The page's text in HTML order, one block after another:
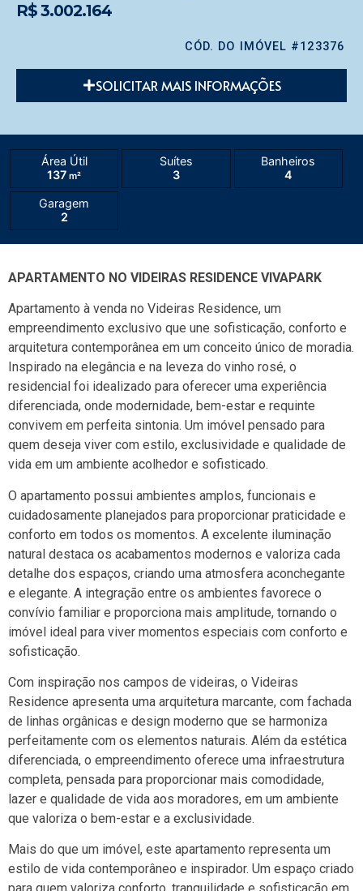
R$ 3.002.164
CÓD. DO IMÓVEL #123376
SOLICITAR MAIS INFORMAÇÕES
Área Útil
137 m²
Suítes
3
Banheiros
4
Garagem
2
APARTAMENTO NO VIDEIRAS RESIDENCE VIVAPARK
Apartamento à venda no Videiras Residence, um
empreendimento exclusivo que une sofisticação, conforto e
arquitetura contemporânea em um conceito único de moradia.
Inspirado na elegância e na leveza do vinho rosé, o
residencial foi idealizado para oferecer uma experiência
diferenciada, onde modernidade, bem-estar e requinte
convivem em perfeita sintonia. Um imóvel pensado para
quem deseja viver com estilo, exclusividade e qualidade de
vida em um ambiente acolhedor e sofisticado.
O apartamento possui ambientes amplos, funcionais e
cuidadosamente planejados para proporcionar praticidade e
conforto em todos os momentos. A excelente iluminação
natural destaca os acabamentos modernos e valoriza cada
detalhe dos espaços, criando uma atmosfera aconchegante
e elegante. A integração entre os ambientes favorece o
convívio familiar e proporciona mais amplitude, tornando o
imóvel ideal para viver momentos especiais com conforto e
sofisticação.
Com inspiração nos campos de videiras, o Videiras
Residence apresenta uma arquitetura marcante, com fachada
de linhas orgânicas e design moderno que se harmoniza
perfeitamente com os elementos naturais. Além da estética
diferenciada, o empreendimento oferece uma infraestrutura
completa, pensada para proporcionar mais comodidade,
lazer e qualidade de vida aos moradores, em um ambiente
que valoriza o bem-estar e a exclusividade.
Mais do que um imóvel, este apartamento representa um
estilo de vida contemporâneo e inspirador. Um espaço criado